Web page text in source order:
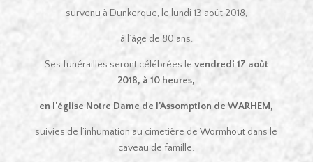
survenu à Dunkerque, le lundi 13 août 2018,
à l’âge de 80 ans.
Ses funérailles seront célébrées le vendredi 17 août
2018, à 10 heures,
en l’église Notre Dame de l’Assomption de WARHEM,
suivies de l’inhumation au cimetière de Wormhout dans le
caveau de famille.